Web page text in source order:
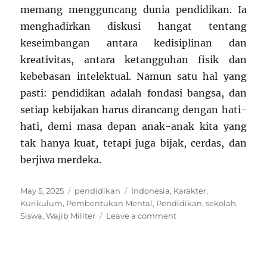
memang mengguncang dunia pendidikan. Ia
menghadirkan diskusi hangat tentang
keseimbangan antara kedisiplinan dan
kreativitas, antara ketangguhan fisik dan
kebebasan intelektual. Namun satu hal yang
pasti: pendidikan adalah fondasi bangsa, dan
setiap kebijakan harus dirancang dengan hati-
hati, demi masa depan anak-anak kita yang
tak hanya kuat, tetapi juga bijak, cerdas, dan
berjiwa merdeka.
Posted
on
May 5, 2025 Categories
pendidikan Tags
Indonesia, Karakter,
Kurikulum, Pembentukan Mental, Pendidikan,sekolah,
Siswa,Wajib Militer Leave a commenton